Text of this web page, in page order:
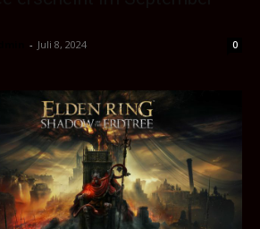
- Juli 8, 2024 0